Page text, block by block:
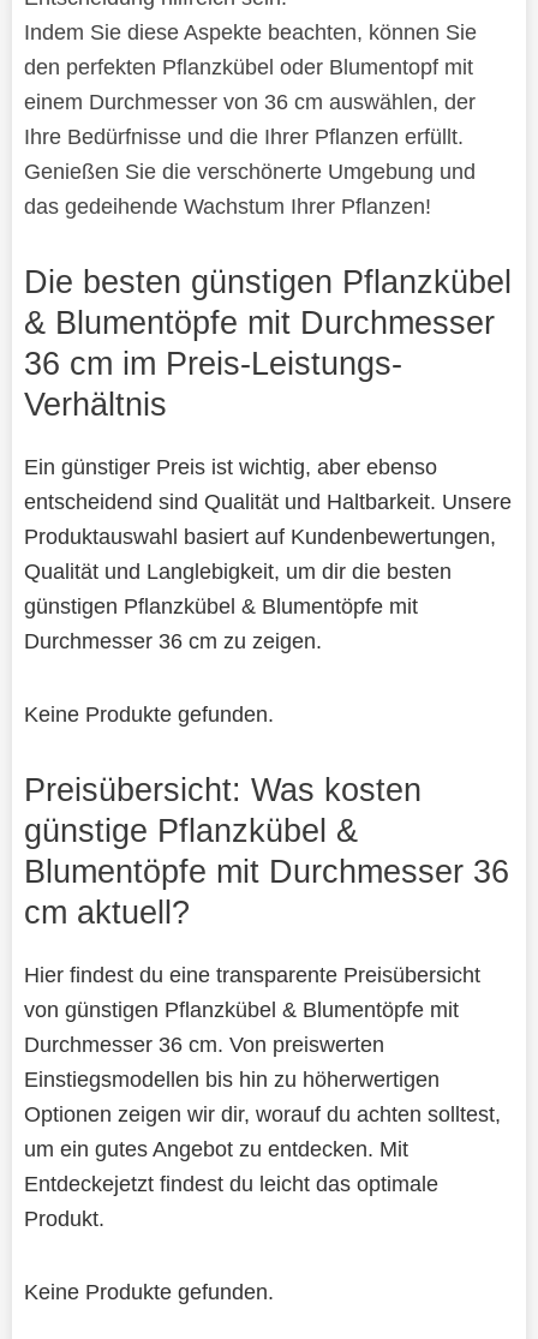
Indem Sie diese Aspekte beachten, können Sie
den perfekten Pflanzkübel oder Blumentopf mit
einem Durchmesser von 36 cm auswählen, der
Ihre Bedürfnisse und die Ihrer Pflanzen erfüllt.
Genießen Sie die verschönerte Umgebung und
das gedeihende Wachstum Ihrer Pflanzen!
Die besten günstigen Pflanzkübel
& Blumentöpfe mit Durchmesser
36 cm im Preis-Leistungs-
Verhältnis
Ein günstiger Preis ist wichtig, aber ebenso
entscheidend sind Qualität und Haltbarkeit. Unsere
Produktauswahl basiert auf Kundenbewertungen,
Qualität und Langlebigkeit, um dir die besten
günstigen Pflanzkübel & Blumentöpfe mit
Durchmesser 36 cm zu zeigen.
Keine Produkte gefunden.
Preisübersicht: Was kosten
günstige Pflanzkübel &
Blumentöpfe mit Durchmesser 36
cm aktuell?
Hier findest du eine transparente Preisübersicht
von günstigen Pflanzkübel & Blumentöpfe mit
Durchmesser 36 cm. Von preiswerten
Einstiegsmodellen bis hin zu höherwertigen
Optionen zeigen wir dir, worauf du achten solltest,
um ein gutes Angebot zu entdecken. Mit
Entdeckejetzt findest du leicht das optimale
Produkt.
Keine Produkte gefunden.